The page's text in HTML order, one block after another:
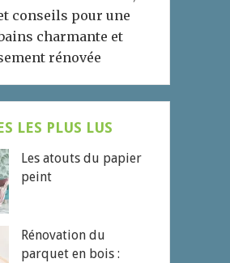
conseils pour une
charmante et
rénovée
LES PLUS LUS
Les atouts du papier
peint
Rénovation du
parquet en bois :